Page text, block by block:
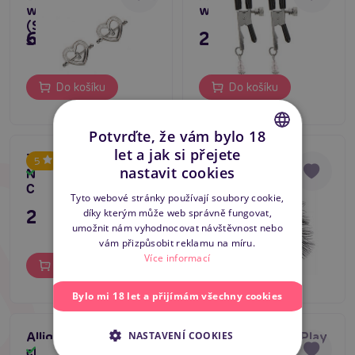
with Rhinestones
(Silver), třpytivé
svorky bradavek
695 Kč
Do košíku
with Beads
249 Kč
Do košíku
5
TABOOM Nipple Play
Non Adjustable
Clamps with Beads
Skladem
249 Kč
S&M - Feathered
Nipple Clamps
Skladem
249 Kč
Alligator Nipple
Skladem
TABOOM Nipple Play
ENGLISH
Potvrďte, že vám bylo 18
let a jak si přejete
nastavit cookies
Tyto webové stránky používají soubory cookie,
díky kterým může web správně fungovat,
umožnit nám vyhodnocovat návštěvnost nebo
vám přizpůsobit reklamu na míru.
Více informací
Bylo mi 18 let a přijímám všechny cookies
NASTAVENÍ COOKIES